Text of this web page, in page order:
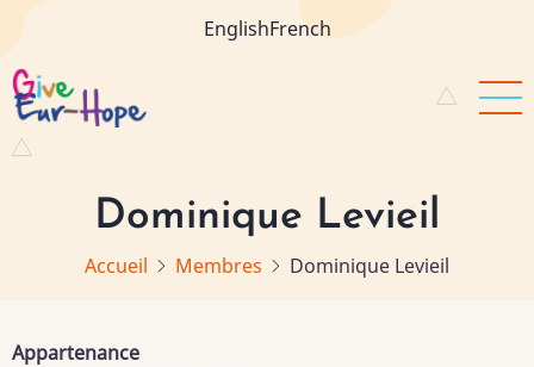
contenu
principal
EnglishFrench
Dominique Levieil
Accueil Membres Dominique Levieil
Appartenance